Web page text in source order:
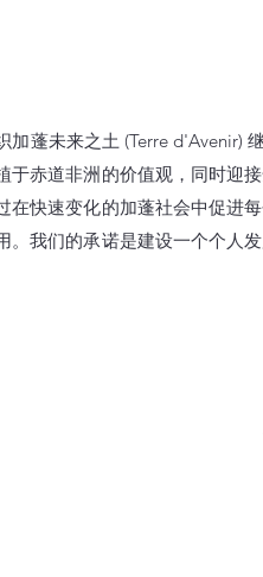
加蓬未来之土 (Terre d'Avenir)
于赤道非洲的价值观，同时迎
在快速变化的加蓬社会中促进
。我们的承诺是建设一个个人